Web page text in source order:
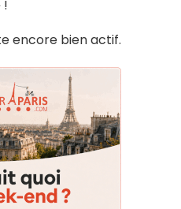
!
encore bien actif.